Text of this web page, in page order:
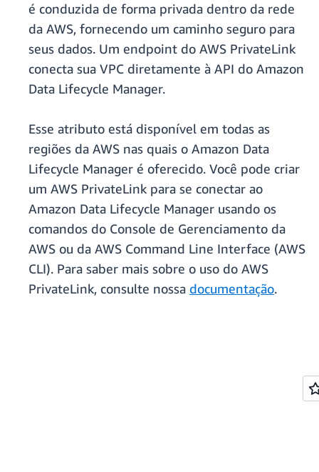
é conduzida de forma privada dentro da rede
da AWS, fornecendo um caminho seguro para
seus dados. Um endpoint do AWS PrivateLink
conecta sua VPC diretamente à API do Amazon
Data Lifecycle Manager.
Esse atributo está disponível em todas as
regiões da AWS nas quais o Amazon Data
Lifecycle Manager é oferecido. Você pode criar
um AWS PrivateLink para se conectar ao
Amazon Data Lifecycle Manager usando os
comandos do Console de Gerenciamento da
AWS ou da AWS Command Line Interface (AWS
CLI). Para saber mais sobre o uso do AWS
PrivateLink, consulte nossa documentação.